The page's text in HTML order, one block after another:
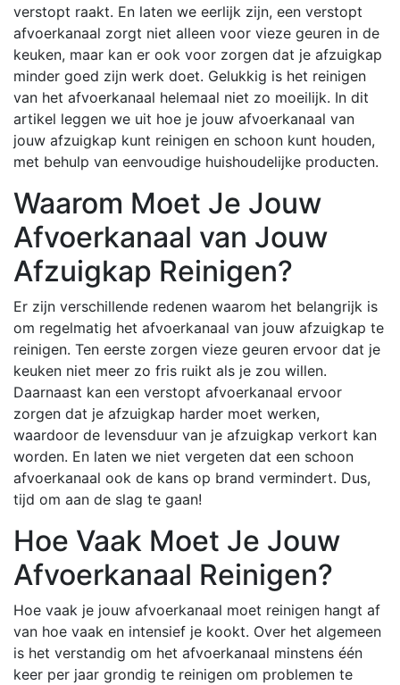
verstopt raakt. En laten we eerlijk zijn, een verstopt
afvoerkanaal zorgt niet alleen voor vieze geuren in de
keuken, maar kan er ook voor zorgen dat je afzuigkap
minder goed zijn werk doet. Gelukkig is het reinigen
van het afvoerkanaal helemaal niet zo moeilijk. In dit
artikel leggen we uit hoe je jouw afvoerkanaal van
jouw afzuigkap kunt reinigen en schoon kunt houden,
met behulp van eenvoudige huishoudelijke producten.
Waarom Moet Je Jouw
Afvoerkanaal van Jouw
Afzuigkap Reinigen?
Er zijn verschillende redenen waarom het belangrijk is
om regelmatig het afvoerkanaal van jouw afzuigkap te
reinigen. Ten eerste zorgen vieze geuren ervoor dat je
keuken niet meer zo fris ruikt als je zou willen.
Daarnaast kan een verstopt afvoerkanaal ervoor
zorgen dat je afzuigkap harder moet werken,
waardoor de levensduur van je afzuigkap verkort kan
worden. En laten we niet vergeten dat een schoon
afvoerkanaal ook de kans op brand vermindert. Dus,
tijd om aan de slag te gaan!
Hoe Vaak Moet Je Jouw
Afvoerkanaal Reinigen?
Hoe vaak je jouw afvoerkanaal moet reinigen hangt af
van hoe vaak en intensief je kookt. Over het algemeen
is het verstandig om het afvoerkanaal minstens één
keer per jaar grondig te reinigen om problemen te